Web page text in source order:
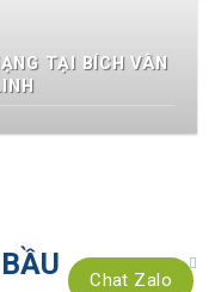
TẠI BÍCH VÂN
Chat Zalo